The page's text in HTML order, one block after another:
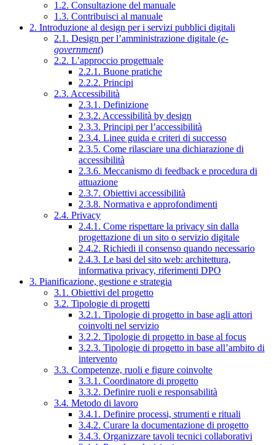
1.2. Consultazione del manuale
1.3. Contribuisci al manuale
2. Introduzione al design per i servizi pubblici digitali
2.1. Design per l’amministrazione digitale (e-
government)
2.2. L’approccio progettuale
2.2.1. Buone pratiche
2.2.2. Principi
2.3. Accessibilità
2.3.1. Definizione
2.3.2. Accessibilità by design
2.3.3. Principi per l’accessibilità
2.3.4. Linee guida e criteri di successo
2.3.5. Come rilasciare una dichiarazione di
accessibilità
2.3.6. Meccanismo di feedback e procedura di
attuazione
2.3.7. Obiettivi accessibilità
2.3.8. Normativa e approfondimenti
2.4. Privacy
2.4.1. Come rispettare la privacy sin dalla
progettazione di un sito o servizio digitale
2.4.2. Richiedi il consenso quando necessario
2.4.3. Le basi del sito web: architettura,
informativa privacy, riferimenti DPO
3. Pianificazione, gestione e strategia
3.1. Obiettivi del progetto
3.2. Tipologie di progetti
3.2.1. Tipologie di progetto in base agli attori
coinvolti nel servizio
3.2.2. Tipologie di progetto in base al focus
3.2.3. Tipologie di progetto in base all’ambito di
intervento
3.3. Competenze, ruoli e figure coinvolte
3.3.1. Coordinatore di progetto
3.3.2. Definire ruoli e responsabilità
3.4. Metodo di lavoro
3.4.1. Definire processi, strumenti e rituali
3.4.2. Curare la documentazione di progetto
3.4.3. Organizzare tavoli tecnici collaborativi